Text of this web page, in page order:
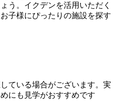
う。イクデンを活用いただく
子様にぴったりの施設を探す
ている場合がございます。実
にも見学がおすすめです